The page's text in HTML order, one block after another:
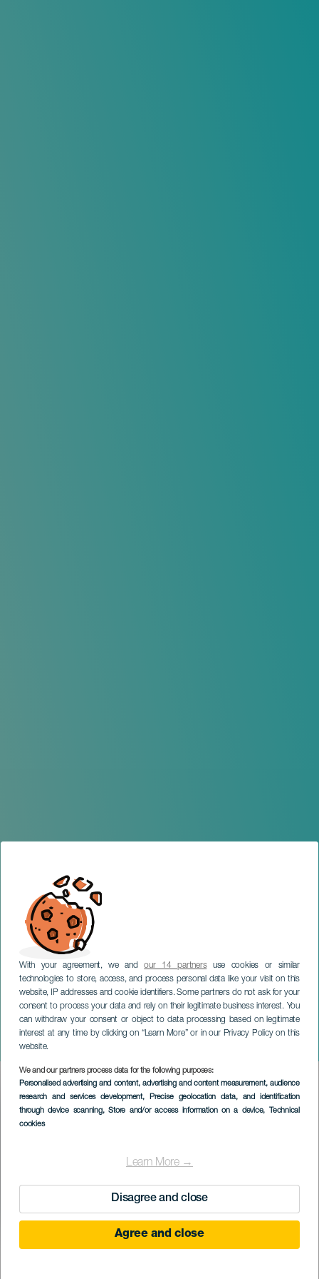
With your agreement, we andour 14 partnersuse cookies or similar
technologies to store, access, and process personal data like your visit on this
website, IP addresses and cookie identifiers. Some partners do not ask for your
consent to process your data and rely on their legitimate business interest. You
can withdraw your consent or object to data processing based on legitimate
interest at any time by clicking on “Learn More” or in our Privacy Policy on this
website.
We and our partners process data for the following purposes:
Personalised advertising and content, advertising and content measurement, audience
research and services development, Precise geolocation data, and identification
through device scanning, Store and/or access information on a device, Technical
cookies
Learn More →
Disagree and close
Agree and close
Морско-земное шествие
Эль-Кармен и Сан-Тельмо
ТЕНЕРИФЕ
Imagen
Listado